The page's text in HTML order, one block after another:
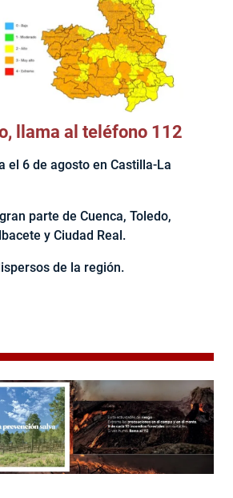
llama al teléfono 112
el 6 de agosto en Castilla-La
parte de Cuenca, Toledo,
y Ciudad Real.
de la región.